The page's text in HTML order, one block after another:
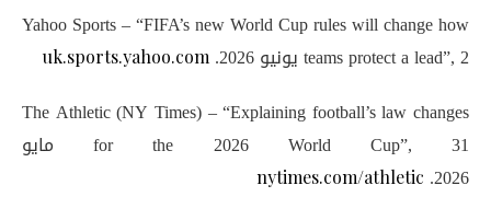
Yahoo Sports – “FIFA’s new World Cup rules will change how
teams protect a lead”, 2 يونيو 2026.
uk.sports.yahoo.com
The Athletic (NY Times) – “Explaining football’s law changes
for the 2026 World Cup”, 31 مايو
2026.
nytimes.com/athletic